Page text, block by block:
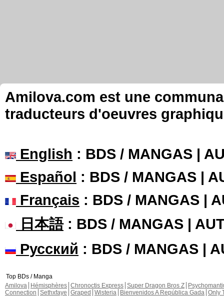
Amilova.com est une
traducteurs d'oeuvres
English : BDS / MANGAS |
Español : BDS / MANGAS |
Français : BDS / MANGAS |
日本語: BDS / MANGAS |
Русский : BDS / MANGAS |
Top BDs / Manga
Amilova
Hémisphères Chronoctis Express Super Dragon Bros Z
Connection Sethxfaye Graped Wisteria Bienvenidos A República Gada Only